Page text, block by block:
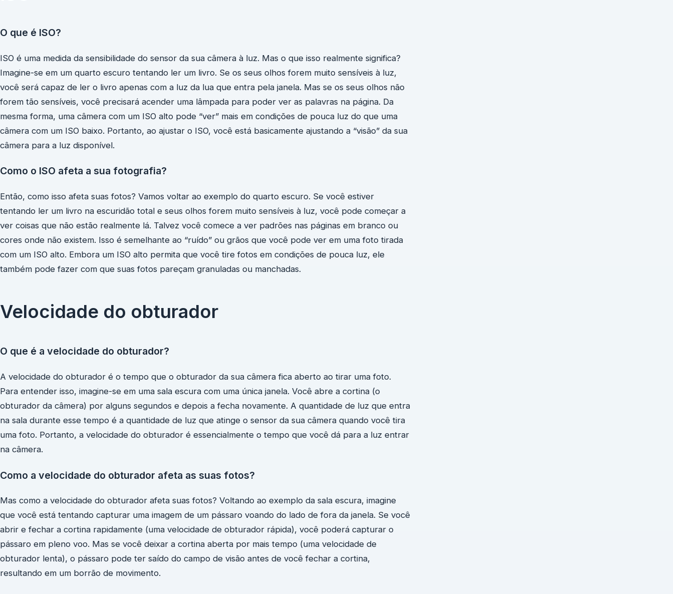
O que é ISO?
ISO é uma medida da sensibilidade do sensor da sua câmera à luz. Mas o que isso realmente significa?
Imagine-se em um quarto escuro tentando ler um livro. Se os seus olhos forem muito sensíveis à luz,
você será capaz de ler o livro apenas com a luz da lua que entra pela janela. Mas se os seus olhos não
forem tão sensíveis, você precisará acender uma lâmpada para poder ver as palavras na página. Da
mesma forma, uma câmera com um ISO alto pode “ver” mais em condições de pouca luz do que uma
câmera com um ISO baixo. Portanto, ao ajustar o ISO, você está basicamente ajustando a “visão” da sua
câmera para a luz disponível.
Como o ISO afeta a sua fotografia?
Então, como isso afeta suas fotos? Vamos voltar ao exemplo do quarto escuro. Se você estiver
tentando ler um livro na escuridão total e seus olhos forem muito sensíveis à luz, você pode começar a
ver coisas que não estão realmente lá. Talvez você comece a ver padrões nas páginas em branco ou
cores onde não existem. Isso é semelhante ao “ruído” ou grãos que você pode ver em uma foto tirada
com um ISO alto. Embora um ISO alto permita que você tire fotos em condições de pouca luz, ele
também pode fazer com que suas fotos pareçam granuladas ou manchadas.
Velocidade do obturador
O que é a velocidade do obturador?
A velocidade do obturador é o tempo que o obturador da sua câmera fica aberto ao tirar uma foto.
Para entender isso, imagine-se em uma sala escura com uma única janela. Você abre a cortina (o
obturador da câmera) por alguns segundos e depois a fecha novamente. A quantidade de luz que entra
na sala durante esse tempo é a quantidade de luz que atinge o sensor da sua câmera quando você tira
uma foto. Portanto, a velocidade do obturador é essencialmente o tempo que você dá para a luz entrar
na câmera.
Como a velocidade do obturador afeta as suas fotos?
Mas como a velocidade do obturador afeta suas fotos? Voltando ao exemplo da sala escura, imagine
que você está tentando capturar uma imagem de um pássaro voando do lado de fora da janela. Se você
abrir e fechar a cortina rapidamente (uma velocidade de obturador rápida), você poderá capturar o
pássaro em pleno voo. Mas se você deixar a cortina aberta por mais tempo (uma velocidade de
obturador lenta), o pássaro pode ter saído do campo de visão antes de você fechar a cortina,
resultando em um borrão de movimento.